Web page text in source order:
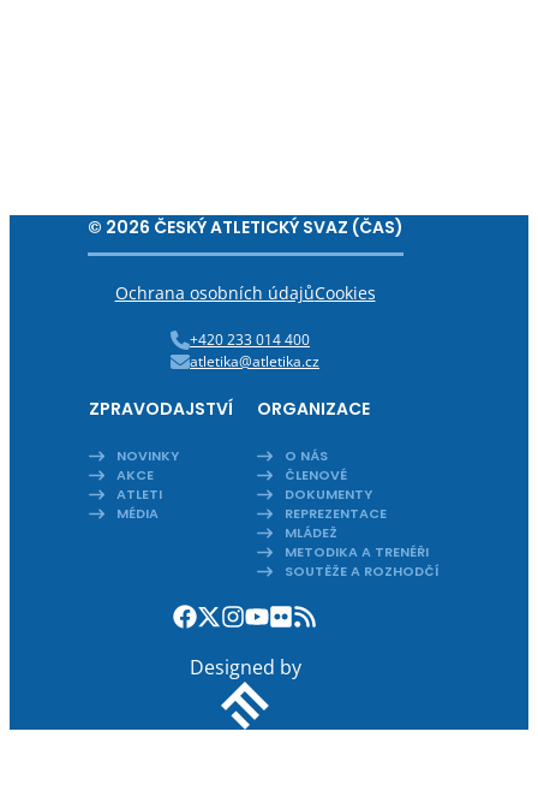
© 2026 ČESKÝ ATLETICKÝ SVAZ (ČAS)
Ochrana osobních údajůCookies
+420 233 014 400
atletika@atletika.cz
ZPRAVODAJSTVÍ
NOVINKY
AKCE
ATLETI
MÉDIA
ORGANIZACE
O NÁS
ČLENOVÉ
DOKUMENTY
REPREZENTACE
MLÁDEŽ
METODIKA A TRENÉŘI
SOUTĚŽE A ROZHODČÍ
Designed by